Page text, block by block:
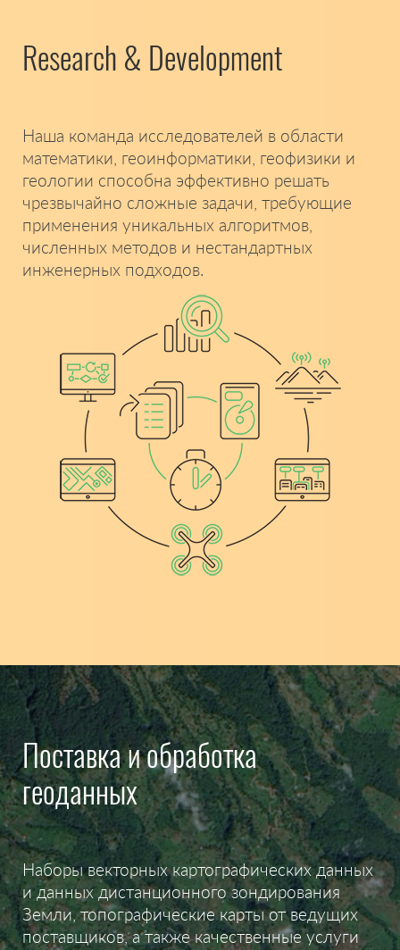
Research & Development
Наша команда исследователей в области
математики, геоинформатики, геофизики и
геологии способна эффективно решать
чрезвычайно сложные задачи, требующие
применения уникальных алгоритмов,
численных методов и нестандартных
инженерных подходов.
Поставка и обработка
геоданных
Наборы векторных картографических данных
и данных дистанционного зондирования
Земли, топографические карты от ведущих
поставщиков, а также качественные услуги